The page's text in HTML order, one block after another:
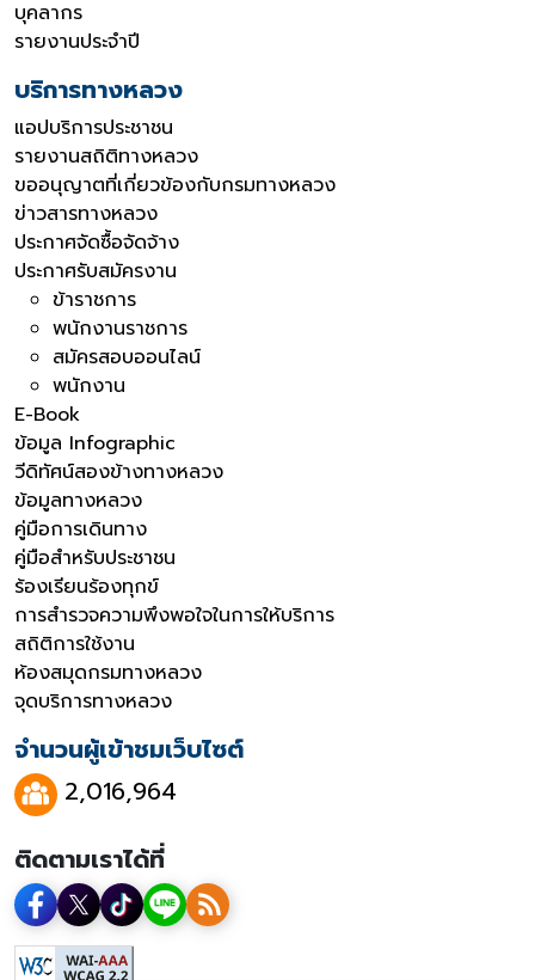
บุคลากร
รายงานประจำปี
บริการทางหลวง
แอปบริการประชาชน
รายงานสถิติทางหลวง
ขออนุญาตที่เกี่ยวข้องกับกรมทางหลวง
ข่าวสารทางหลวง
ประกาศจัดซื้อจัดจ้าง
ประกาศรับสมัครงาน
ข้าราชการ
พนักงานราชการ
สมัครสอบออนไลน์
พนักงาน
E-Book
ข้อมูล Infographic
วีดิทัศน์สองข้างทางหลวง
ข้อมูลทางหลวง
คู่มือการเดินทาง
คู่มือสำหรับประชาชน
ร้องเรียนร้องทุกข์
การสำรวจความพึงพอใจในการให้บริการ
สถิติการใช้งาน
ห้องสมุดกรมทางหลวง
จุดบริการทางหลวง
จำนวนผู้เข้าชมเว็บไซต์
2,016,964
ติดตามเราได้ที่